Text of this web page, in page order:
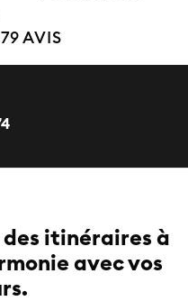
AVIS
itinéraires à
avec vos